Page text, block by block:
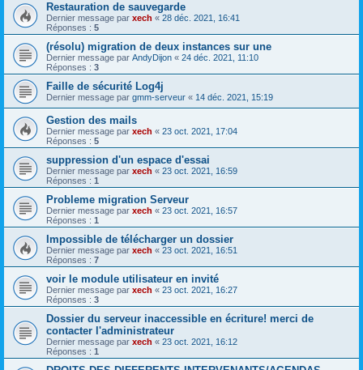
Restauration de sauvegarde
Dernier message par xech « 28 déc. 2021, 16:41
Réponses : 5
(résolu) migration de deux instances sur une
Dernier message par AndyDijon « 24 déc. 2021, 11:10
Réponses : 3
Faille de sécurité Log4j
Dernier message par gmm-serveur « 14 déc. 2021, 15:19
Gestion des mails
Dernier message par xech « 23 oct. 2021, 17:04
Réponses : 5
suppression d'un espace d'essai
Dernier message par xech « 23 oct. 2021, 16:59
Réponses : 1
Probleme migration Serveur
Dernier message par xech « 23 oct. 2021, 16:57
Réponses : 1
Impossible de télécharger un dossier
Dernier message par xech « 23 oct. 2021, 16:51
Réponses : 7
voir le module utilisateur en invité
Dernier message par xech « 23 oct. 2021, 16:27
Réponses : 3
Dossier du serveur inaccessible en écriture! merci de
contacter l'administrateur
Dernier message par xech « 23 oct. 2021, 16:12
Réponses : 1